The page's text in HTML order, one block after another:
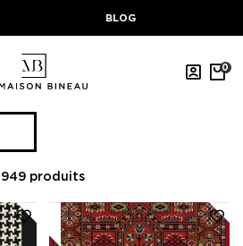
BLOG
0
949 produits